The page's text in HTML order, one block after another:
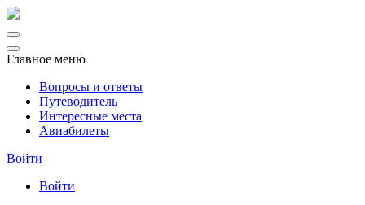
Главное меню
Вопросы и ответы
Путеводитель
Интересные места
Авиабилеты
Войти
Войти